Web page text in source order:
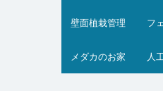
壁面植栽管理 フ
メダカのお家 人